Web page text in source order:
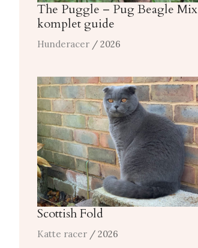
The Puggle – Pug Beagle Mix
komplet guide
Hunderacer / 2026
Scottish Fold
Katte racer / 2026